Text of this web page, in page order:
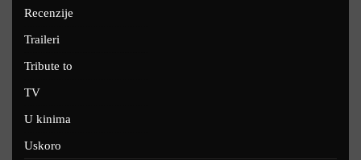
Recenzije
Traileri
Tribute to
TV
U kinima
Uskoro